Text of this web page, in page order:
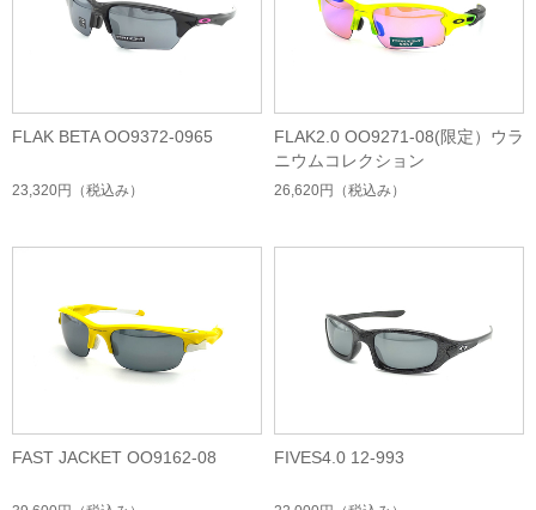
FLAK BETA OO9372-0965
23,320円 （税込み）
FLAK2.0 OO9271-08(限定）ウラ
ニウムコレクション
26,620円 （税込み）
FAST JACKET OO9162-08 FIVES4.0 12-993